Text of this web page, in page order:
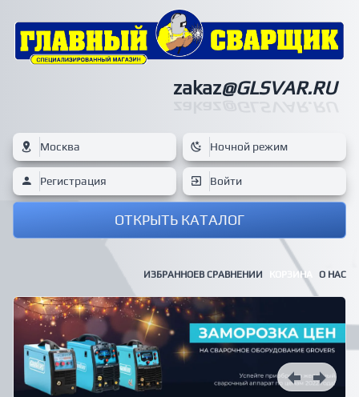
zakaz@GLSVAR.RU
Москва Ночной режим
Регистрация Войти
ОТКРЫТЬ КАТАЛОГ
ИЗБРАННОЕВ СРАВНЕНИИ КОРЗИНА О НАС